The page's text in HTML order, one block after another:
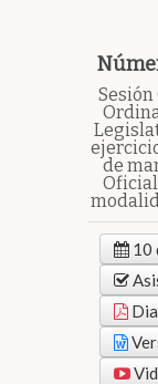
de
Oficial
10